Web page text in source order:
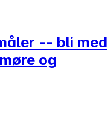
-- bli med
og